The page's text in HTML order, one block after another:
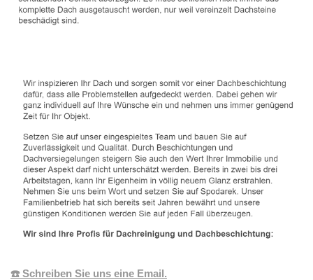
☎️ Schreiben Sie uns eine Email.